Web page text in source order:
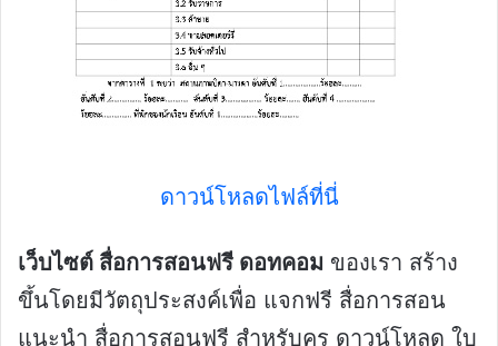
ดาวน์โหลดไฟล์ที่นี่
เว็บไซต์ สื่อการสอนฟรี ดอทคอม ของเรา สร้าง
ขึ้นโดยมีวัตถุประสงค์เพื่อ แจกฟรี สื่อการสอน
แนะนำ สื่อการสอนฟรี สำหรับครู ดาวน์โหลด ใบ